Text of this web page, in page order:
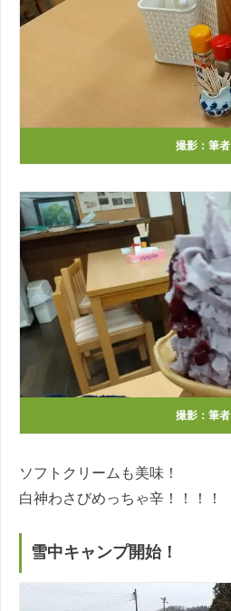
撮影：筆者
撮影：筆者
ソフトクリームも美味！
白神わさびめっちゃ辛！！！！
雪中キャンプ開始！